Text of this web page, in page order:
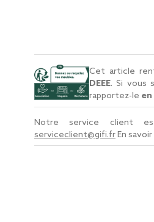
Cet article
DEEE. Si vous
rapportez-le en
Notre service client
serviceclient@gifi.frEn savoir